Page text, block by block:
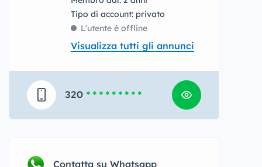
tipo di account: privato
L'utente è offline
Visualizza tutti gli annunci
320 * * * * * * * * *
Contatta su Whatsapp